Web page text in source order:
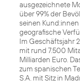
ausgezeichnete
über 99% der
seinen
geografische
Im Geschäftsjahr
mit rund 7.500
Milliarden Euro.
zum spanischen
S.A. mit Sitz in